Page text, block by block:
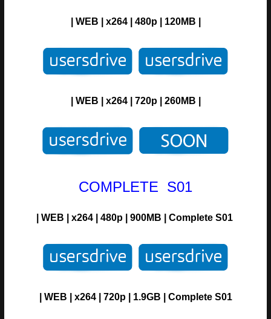
| WEB | x264 | 480p | 120MB |
| WEB | x264 | 720p | 260MB |
COMPLETE S01
| WEB | x264 | 480p | 900MB | Complete S01
| WEB | x264 | 720p | 1.9GB | Complete S01